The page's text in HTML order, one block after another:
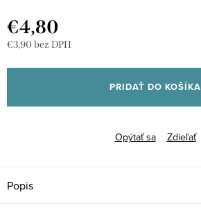
€4,80
€3,90 bez DPH
cena:
PRIDAŤ DO KOŠÍKA
Opýtať sa Zdieľať
Popis